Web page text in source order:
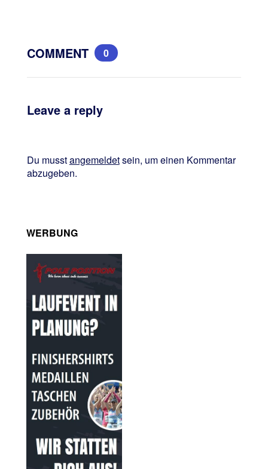
COMMENT 0
Leave a reply
Du musstangemeldetsein, um einen Kommentar
abzugeben.
WERBUNG